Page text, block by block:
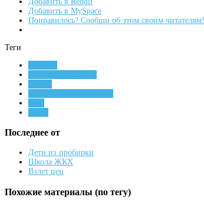
Добавить в MySpace
Понравилось? Сообщи об этом своим читателям!
Теги
Последнее от
Дети из пробирки
Школа ЖКХ
Взлет цен
Похожие материалы (по тегу)